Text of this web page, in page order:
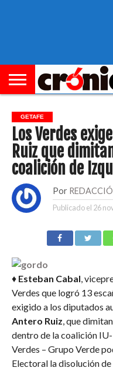
GETAFE
Los Verdes
Ruiz que
coalición de
Por
Publicado el 26
♦ Esteban Cabal,
Verdes que logró 13
exigido a los diputados
Antero Ruiz, que
dentro de la coalición
Verdes – Grupo Verde
Electoral la disolución